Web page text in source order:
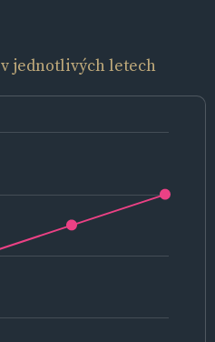
v jednotlivých letech